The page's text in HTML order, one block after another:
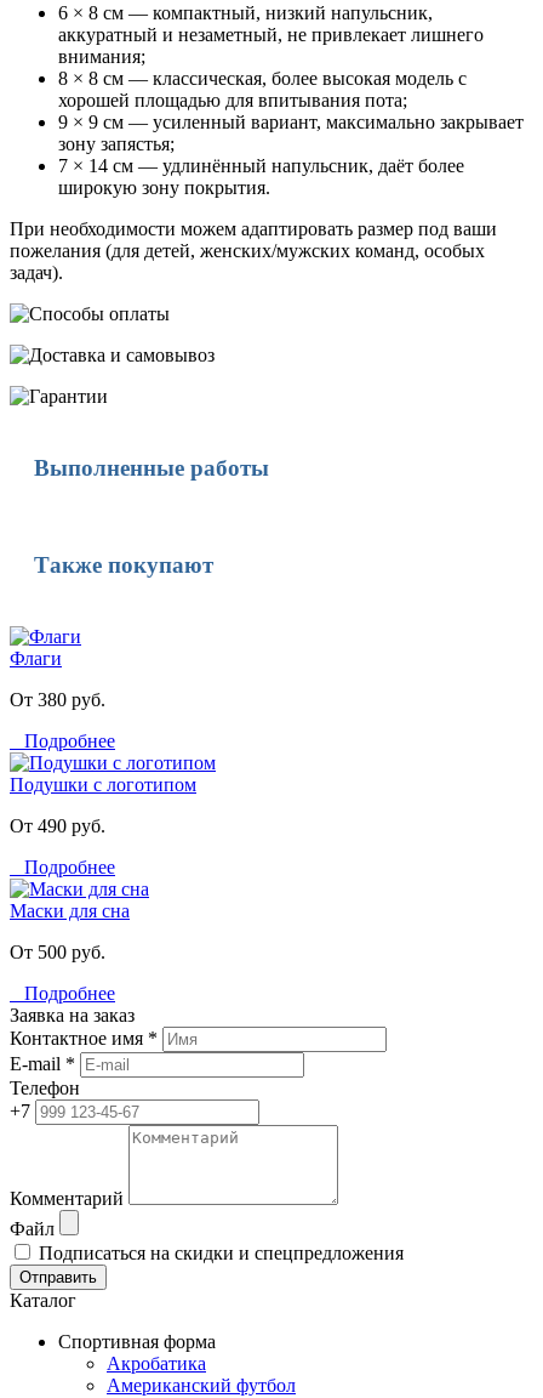
6 × 8 см — компактный, низкий напульсник,
аккуратный и незаметный, не привлекает лишнего
внимания;
8 × 8 см — классическая, более высокая модель с
хорошей площадью для впитывания пота;
9 × 9 см — усиленный вариант, максимально закрывает
зону запястья;
7 × 14 см — удлинённый напульсник, даёт более
широкую зону покрытия.
При необходимости можем адаптировать размер под ваши
пожелания (для детей, женских/мужских команд, особых
задач).
Выполненные работы
Также покупают
Флаги
От 380 руб.
Подробнее
Подушки с логотипом
От 490 руб.
Подробнее
Маски для сна
От 500 руб.
Подробнее
Заявка на заказ
Контактное имя *
E-mail *
Телефон
+7
Комментарий
Файл
Подписаться на скидки и спецпредложения
Отправить
Каталог
Спортивная форма
Акробатика
Американский футбол